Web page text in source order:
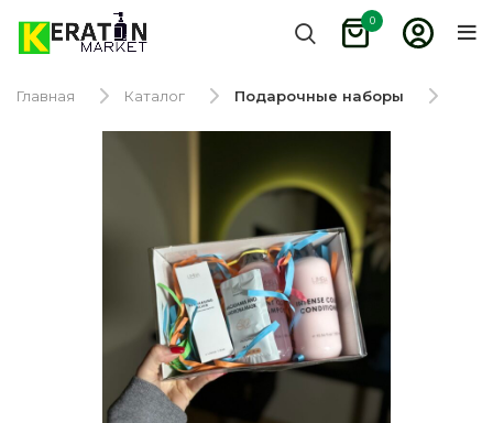
0
Главная Каталог Подарочные наборы